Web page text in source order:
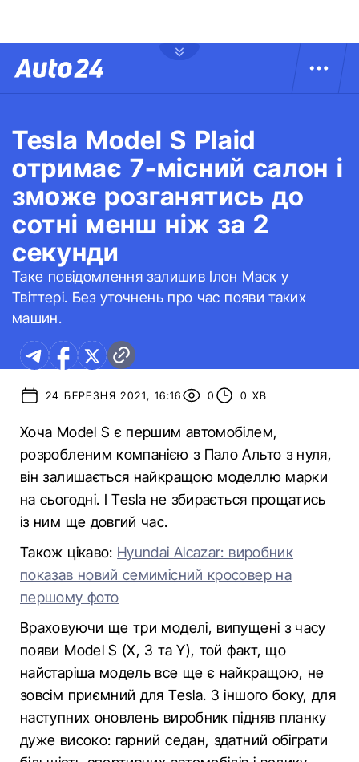
Tesla Model S Plaid
отримає 7-місний салон і
зможе розганятись до
сотні менш ніж за 2
секунди
Таке повідомлення залишив Ілон Маск у
Твіттері. Без уточнень про час появи таких
машин.
24 БЕРЕЗНЯ 2021, 16:16 0 0 ХВ
Хоча Model S є першим автомобілем,
розробленим компанією з Пало Альто з нуля,
він залишається найкращою моделлю марки
на сьогодні. І Tesla не збирається прощатись
із ним ще довгий час.
Також цікаво: Hyundai Alcazar: виробник
показав новий семимісний кросовер на
першому фото
Враховуючи ще три моделі, випущені з часу
появи Model S (X, 3 та Y), той факт, що
найстаріша модель все ще є найкращою, не
зовсім приємний для Tesla. З іншого боку, для
наступних оновлень виробник підняв планку
дуже високо: гарний седан, здатний обіграти